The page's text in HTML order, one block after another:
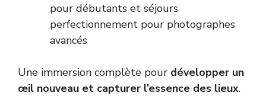
pour débutants et séjours
perfectionnement pour photographes
avancés
Une immersion complète pour développer un
œil nouveau et capturer l’essence des lieux.